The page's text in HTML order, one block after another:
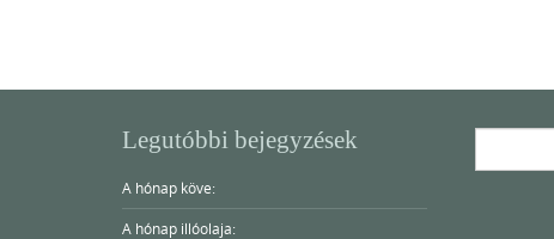
Legutóbbi bejegyzések
A hónap köve:
A hónap illóolaja: